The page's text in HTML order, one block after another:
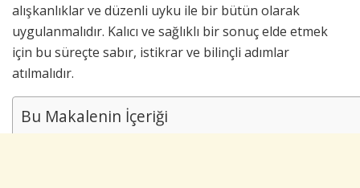
alışkanlıklar ve düzenli uyku ile bir bütün olarak
uygulanmalıdır. Kalıcı ve sağlıklı bir sonuç elde etmek
için bu süreçte sabır, istikrar ve bilinçli adımlar
atılmalıdır.
Bu Makalenin İçeriği